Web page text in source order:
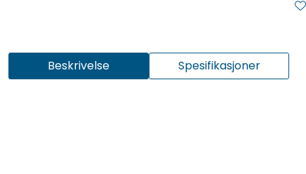
Beskrivelse Spesifikasjoner